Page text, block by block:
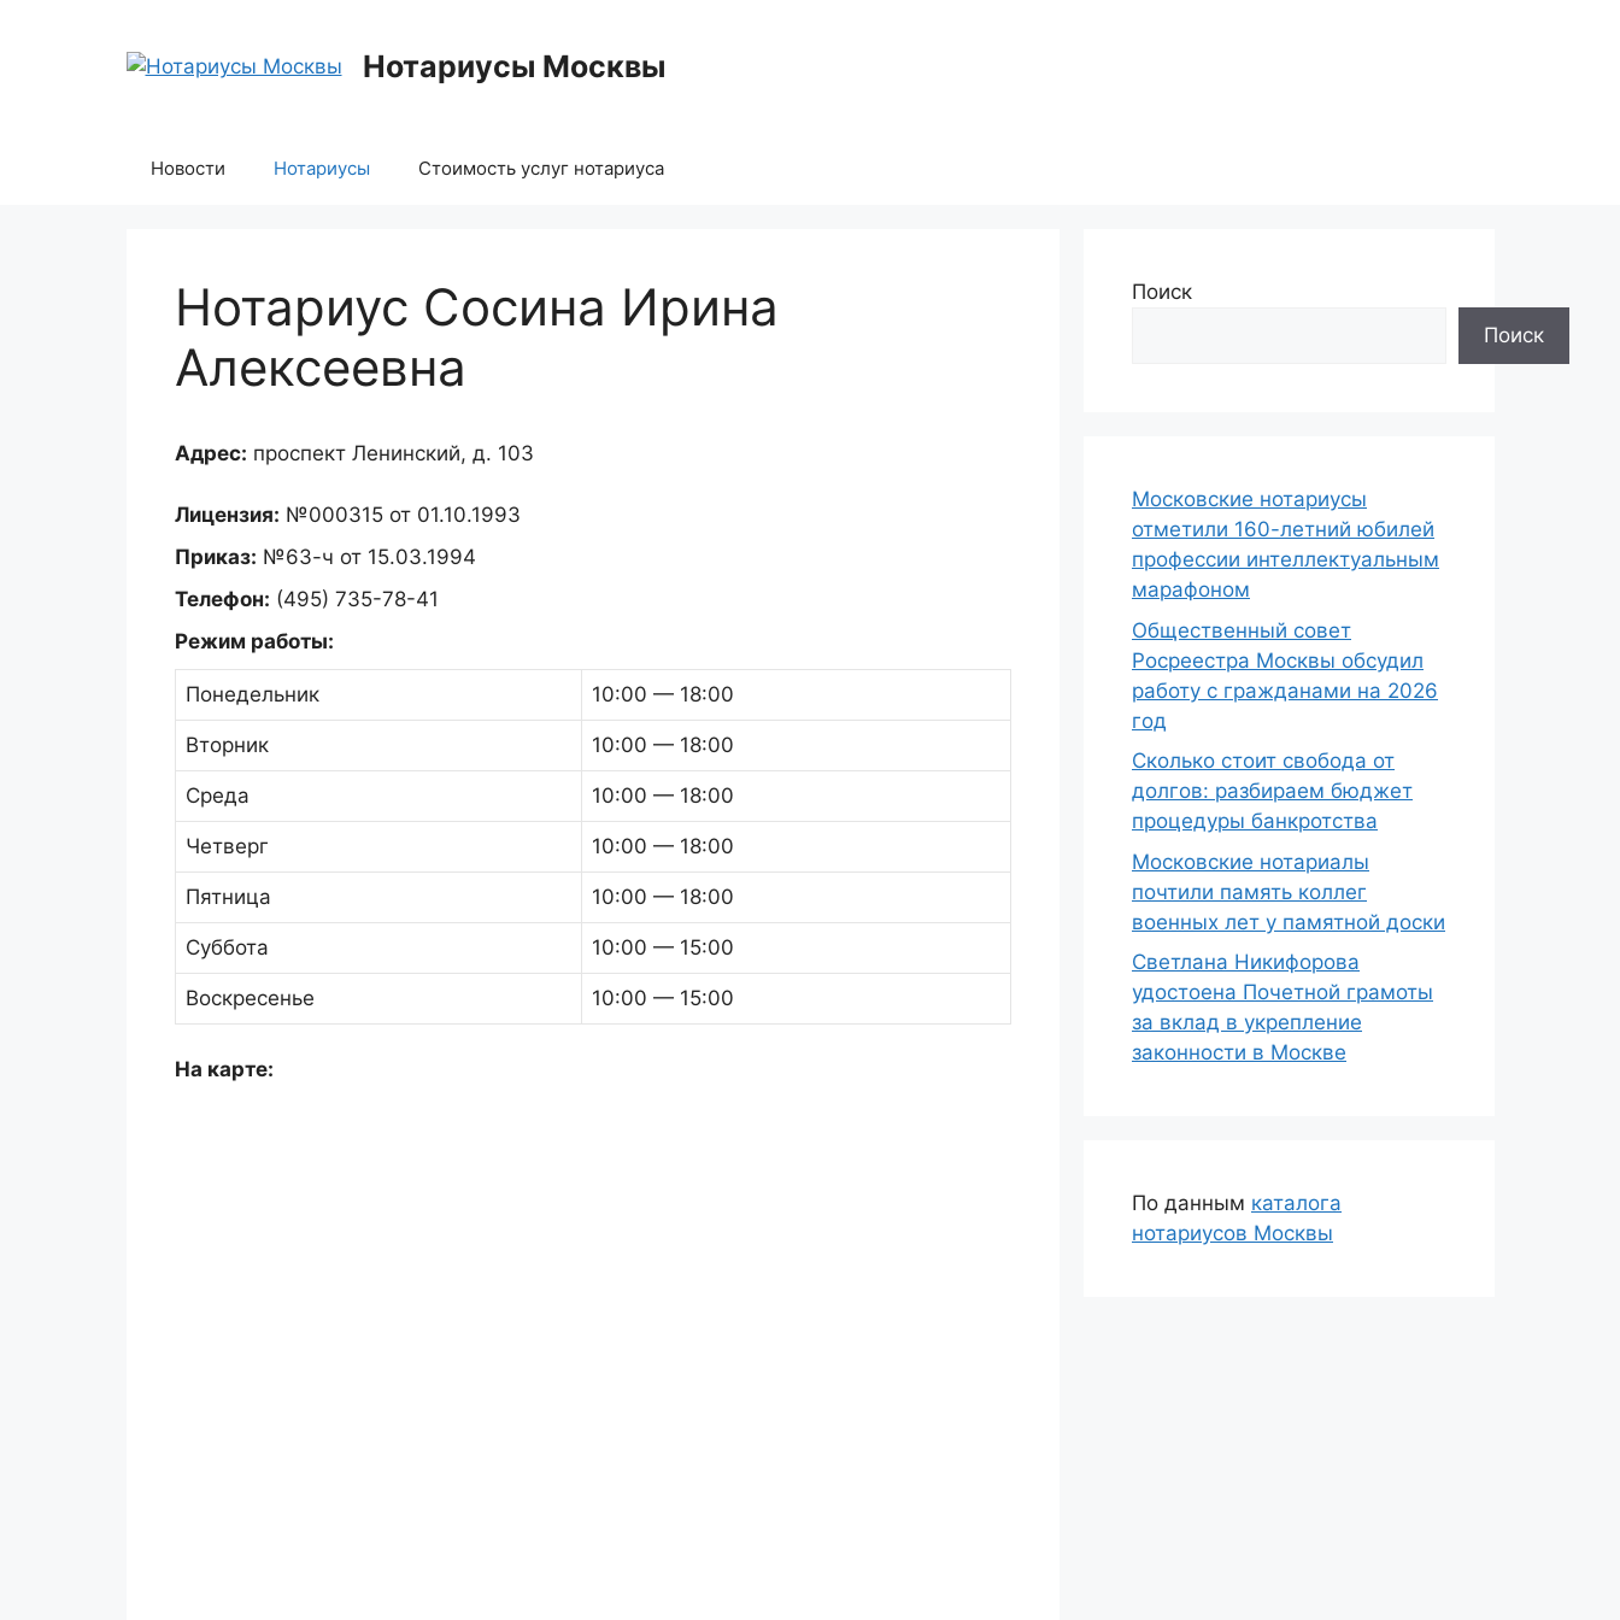
содержимому
Нотариусы Москвы
Новости Нотариусы Стоимость услуг нотариуса
Нотариус Сосина Ирина
Алексеевна
Адрес: проспект Ленинский, д. 103
Лицензия: №000315 от 01.10.1993
Приказ: №63-ч от 15.03.1994
Телефон: (495) 735-78-41
Режим работы:
Понедельник 10:00 — 18:00
Вторник 10:00 — 18:00
Среда 10:00 — 18:00
Четверг 10:00 — 18:00
Пятница 10:00 — 18:00
Суббота 10:00 — 15:00
Воскресенье 10:00 — 15:00
На карте:
Поиск
Поиск
Московские нотариусы
отметили 160-летний юбилей
профессии интеллектуальным
марафоном
Общественный совет
Росреестра Москвы обсудил
работу с гражданами на 2026
год
Сколько стоит свобода от
долгов: разбираем бюджет
процедуры банкротства
Московские нотариалы
почтили память коллег
военных лет у памятной доски
Светлана Никифорова
удостоена Почетной грамоты
за вклад в укрепление
законности в Москве
По данным каталога
нотариусов Москвы